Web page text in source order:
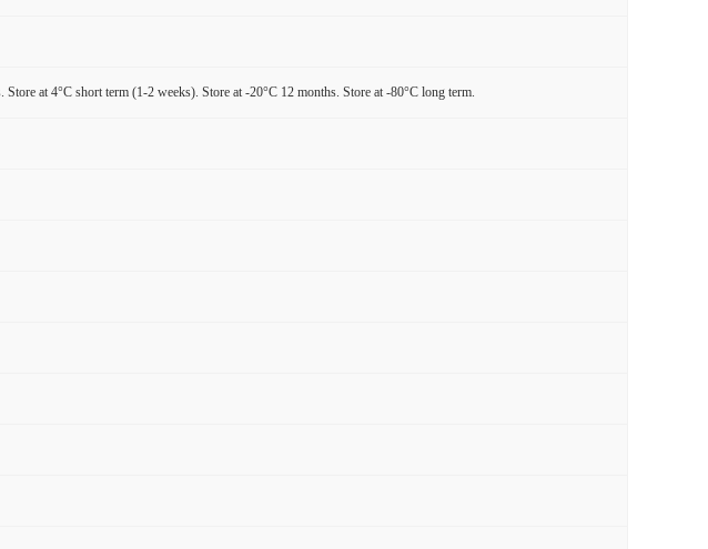
at 4°C short term (1-2 weeks). Store at -20°C 12 months. Store at -80°C long term.